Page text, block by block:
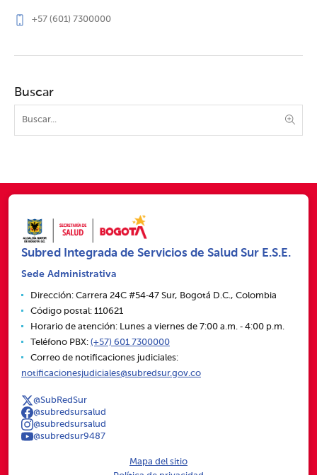
+57 (601) 7300000
Buscar
Subred Integrada de Servicios de Salud Sur E.S.E.
Sede Administrativa
Dirección: Carrera 24C #54‑47 Sur, Bogotá D.C., Colombia
Código postal: 110621
Horario de atención: Lunes a viernes de 7:00 a.m. ‑ 4:00 p.m.
Teléfono PBX: (+57) 601 7300000
Correo de notificaciones judiciales:
notificacionesjudiciales@subredsur.gov.co
@SubRedSur
@subredsursalud
@subredsursalud
@subredsur9487
Mapa del sitio